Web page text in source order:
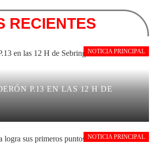
RECIENTES
NOTICIA PRINCIPAL
P.13 EN LAS 12 H DE
NOTICIA PRINCIPAL